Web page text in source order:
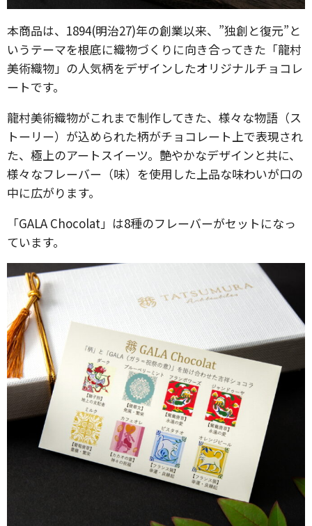
本商品は、1894(明治27)年の創業以来、”独創と復元”と
いうテーマを根底に織物づくりに向き合ってきた「龍村
美術織物」の人気柄をデザインしたオリジナルチョコレ
ートです。
龍村美術織物がこれまで制作してきた、様々な物語（ス
トーリー）が込められた柄がチョコレート上で表現され
た、極上のアートスイーツ。艶やかなデザインと共に、
様々なフレーバー（味）を使用した上品な味わいが口の
中に広がります。
「GALA Chocolat」は8種のフレーバーがセットになっ
ています。